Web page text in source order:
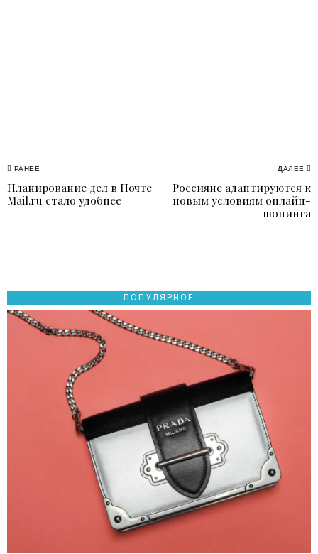
Навигация
по
РАНЕЕ
Previous
post:
Планирование дел в Почте
Mail.ru стало удобнее
ДАЛЕЕ
Россияне адаптируются к
новым условиям онлайн-
шопинга
ПОПУЛЯРНОЕ